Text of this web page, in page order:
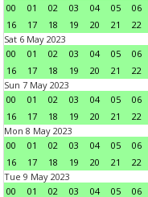
00
01 02 03 04 05 06
16
17 18 19 20 21 22
Sat 6 May 2023
00
01 02 03 04 05 06
16
17 18 19 20 21 22
Sun 7 May 2023
00
01 02 03 04 05 06
16
17 18 19 20 21 22
Mon 8 May 2023
00
01 02 03 04 05 06
16
17 18 19 20 21 22
Tue 9 May 2023
00
01 02 03 04 05 06